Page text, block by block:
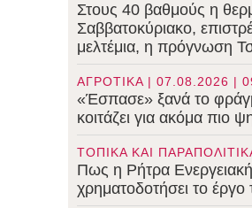
Στους 40 βαθμούς η
Σαββατοκύριακο,
μελτέμια, η πρόγνωση
ΑΓΡΟΤΙΚΑ | 07.08.2026 |
«Έσπασε» ξανά το
κοιτάζει για ακόμα πιο
ΤΟΠΙΚΑ ΚΑΙ
Πως η Ρήτρα
χρηματοδοτήσει το